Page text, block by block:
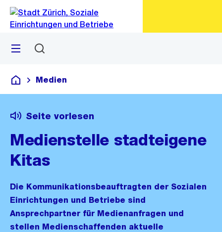
Navigation
Sprunglink
Menü
Alle Kitas
Medien
Seite vorlesen
Medienstelle stadteigene
Kitas
Die Kommunikationsbeauftragten der Sozialen
Einrichtungen und Betriebe sind
Ansprechpartner für Medienanfragen und
stellen Medienschaffenden aktuelle